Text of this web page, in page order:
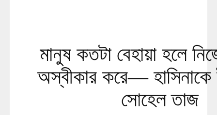
মানুষ কতটা বেহায়া হলে
অস্বীকার করে— হাসিনাকে
সোহেল তাজ